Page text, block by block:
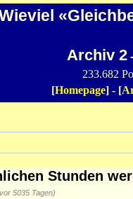
Archiv 2
233.682
[Homepage] - [
Stunden
5035 Tagen)